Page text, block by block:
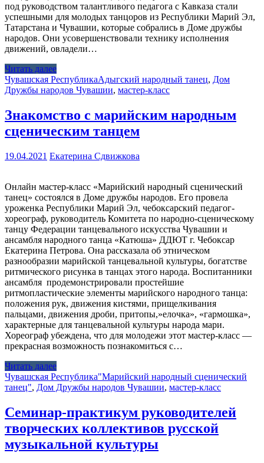
под руководством талантливого педагога с Кавказа стали
успешными для молодых танцоров из Республики Марий Эл,
Татарстана и Чувашии, которые собрались в Доме дружбы
народов. Они усовершенствовали технику исполнения
движений, овладели…
Читать далее
Чувашская РеспубликаАдыгский народный танец, Дом
Дружбы народов Чувашии, мастер-класс
Знакомство с марийским народным
сценическим танцем
19.04.2021 Екатерина Сдвижкова
Онлайн мастер-класс «Марийский народный сценический
танец» состоялся в Доме дружбы народов. Его провела
уроженка Республики Марий Эл, чебоксарский педагог-
хореограф, руководитель Комитета по народно-сценическому
танцу Федерации танцевального искусства Чувашии и
ансамбля народного танца «Катюша» ДДЮТ г. Чебоксар
Екатерина Петрова. Она рассказала об этническом
разнообразии марийской танцевальной культуры, богатстве
ритмического рисунка в танцах этого народа. Воспитанники
ансамбля продемонстрировали простейшие
ритмопластические элементы марийского народного танца:
положения рук, движения кистями, прищелкивания
пальцами, движения дроби, притопы,»елочка», «гармошка»,
характерные для танцевальной культуры народа мари.
Хореограф убеждена, что для молодежи этот мастер-класс —
прекрасная возможность познакомиться с…
Читать далее
Чувашская Республика"Марийский народный сценический
танец", Дом Дружбы народов Чувашии, мастер-класс
Семинар-практикум руководителей
творческих коллективов русской
музыкальной культуры